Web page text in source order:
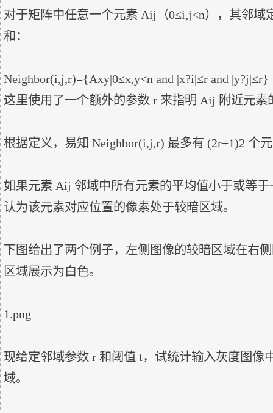
对于矩阵中任意一个元素 Aij（0≤i,j<n），其邻域
和：
Neighbor(i,j,r)={Axy|0≤x,y<n and |x?i|≤r and |y?j|≤r}
这里使用了一个额外的参数 r 来指明 Aij 附近元素
根据定义，易知 Neighbor(i,j,r) 最多有 (2r+1)2 个
如果元素 Aij 邻域中所有元素的平均值小于或等
认为该元素对应位置的像素处于较暗区域。
下图给出了两个例子，左侧图像的较暗区域在右
区域展示为白色。
1.png
现给定邻域参数 r 和阈值 t，试统计输入灰度图像
域。